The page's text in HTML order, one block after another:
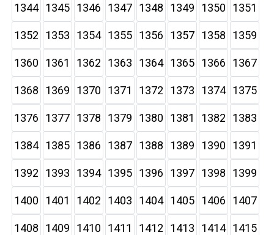
1344 1345 1346 1347 1348 1349 1350 1351
1352 1353 1354 1355 1356 1357 1358 1359
1360 1361 1362 1363 1364 1365 1366 1367
1368 1369 1370 1371 1372 1373 1374 1375
1376 1377 1378 1379 1380 1381 1382 1383
1384 1385 1386 1387 1388 1389 1390 1391
1392 1393 1394 1395 1396 1397 1398 1399
1400 1401 1402 1403 1404 1405 1406 1407
1408 1409 1410 1411 1412 1413 1414 1415